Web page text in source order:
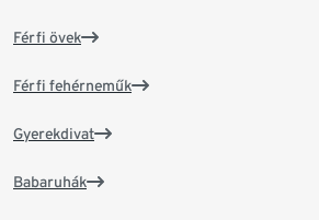
Férfi övek
Férfi fehérneműk
Gyerekdivat
Babaruhák